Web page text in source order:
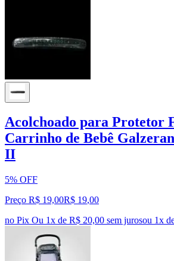
Acolchoado para Protetor
Carrinho de Bebê
II
5% OFF
Preço R$ 19,00R$ 19,00
no Pix Ou 1x de R$ 20,00 sem jurosou 1x